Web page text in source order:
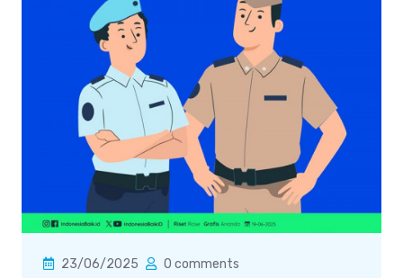
23/06/2025 0 comments